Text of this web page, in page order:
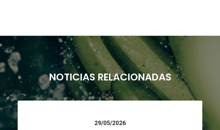
NOTICIAS RELACIONADAS
29/05/2026